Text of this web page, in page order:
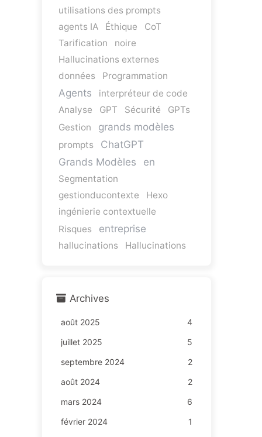
utilisations des prompts
agents IA
Éthique
CoT
Tarification
noire
Hallucinations externes
données
Programmation
Agents
interpréteur de code
Analyse
GPT Sécurité
GPTs
Gestion
grands modèles
prompts
ChatGPT
Grands Modèles
en
Segmentation
gestionducontexte
Hexo
ingénierie contextuelle
Risques
entreprise
hallucinations Hallucinations
Archives
août 2025
4
juillet 2025
5
septembre 2024
2
août 2024
2
mars 2024
6
février 2024
1